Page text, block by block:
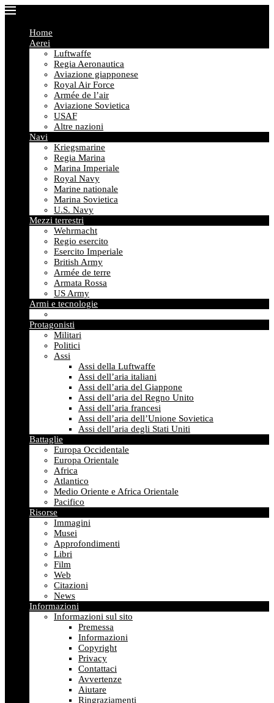
Home
Aerei
Luftwaffe
Regia Aeronautica
Aviazione giapponese
Royal Air Force
Armée de l’air
Aviazione Sovietica
USAF
Altre nazioni
Navi
Kriegsmarine
Regia Marina
Marina Imperiale
Royal Navy
Marine nationale
Marina Sovietica
U.S. Navy
Mezzi terrestri
Wehrmacht
Regio esercito
Esercito Imperiale
British Army
Armée de terre
Armata Rossa
US Army
Armi e tecnologie
Protagonisti
Militari
Politici
Assi
Assi della Luftwaffe
Assi dell’aria italiani
Assi dell’aria del Giappone
Assi dell’aria del Regno Unito
Assi dell’aria francesi
Assi dell’aria dell’Unione Sovietica
Assi dell’aria degli Stati Uniti
Battaglie
Europa Occidentale
Europa Orientale
Africa
Atlantico
Medio Oriente e Africa Orientale
Pacifico
Risorse
Immagini
Musei
Approfondimenti
Libri
Film
Web
Citazioni
News
Informazioni
Informazioni sul sito
Premessa
Informazioni
Copyright
Privacy
Contattaci
Avvertenze
Aiutare
Ringraziamenti